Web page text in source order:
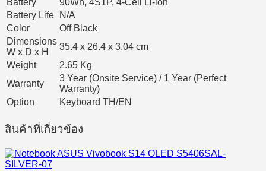
Battery Life
N/A
Color
Off Black
Dimensions
W x D x H
35.4 x 26.4 x 3.04 cm
Weight
2.65 Kg
Warranty
3 Year (Onsite Service) / 1 Year (Perfect
Warranty)
Option
Keyboard TH/EN
สินค้าที่เกี่ยวข้อง